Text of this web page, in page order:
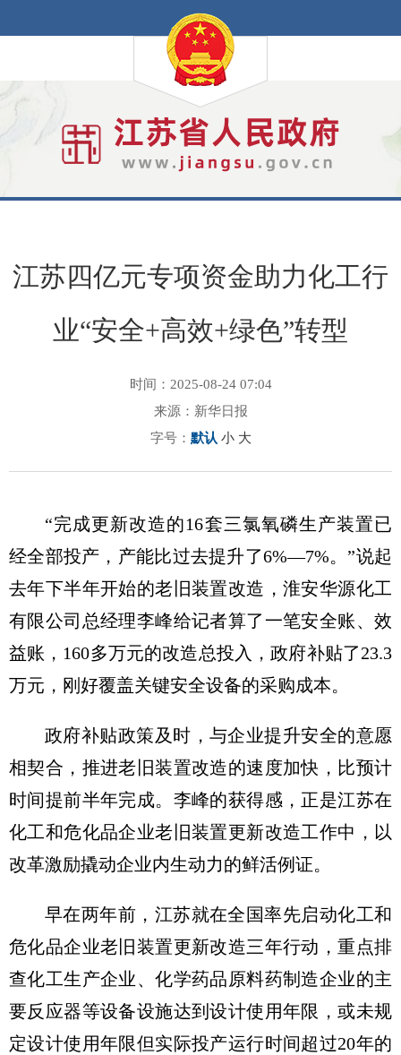
江苏四亿元专项资金助力化工行
业“安全+高效+绿色”转型
时间：2025-08-24 07:04
来源：新华日报
字号： 默认 小 大
“完成更新改造的16套三氯氧磷生产装置已
经全部投产，产能比过去提升了6%—7%。”说起
去年下半年开始的老旧装置改造，淮安华源化工
有限公司总经理李峰给记者算了一笔安全账、效
益账，160多万元的改造总投入，政府补贴了23.3
万元，刚好覆盖关键安全设备的采购成本。
政府补贴政策及时，与企业提升安全的意愿
相契合，推进老旧装置改造的速度加快，比预计
时间提前半年完成。李峰的获得感，正是江苏在
化工和危化品企业老旧装置更新改造工作中，以
改革激励撬动企业内生动力的鲜活例证。
早在两年前，江苏就在全国率先启动化工和
危化品企业老旧装置更新改造三年行动，重点排
查化工生产企业、化学药品原料药制造企业的主
要反应器等设备设施达到设计使用年限，或未规
定设计使用年限但实际投产运行时间超过20年的